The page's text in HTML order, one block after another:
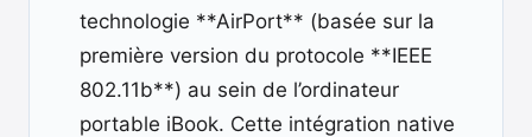
technologie **AirPort** (basée sur la
première version du protocole **IEEE
802.11b**) au sein de l’ordinateur
portable iBook. Cette intégration native